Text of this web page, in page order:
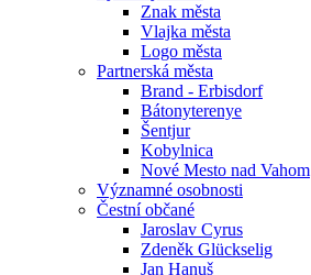
Znak města
Vlajka města
Logo města
Partnerská města
Brand - Erbisdorf
Bátonyterenye
Šentjur
Kobylnica
Nové Mesto nad Vahom
Významné osobnosti
Čestní občané
Jaroslav Cyrus
Zdeněk Glückselig
Jan Hanuš